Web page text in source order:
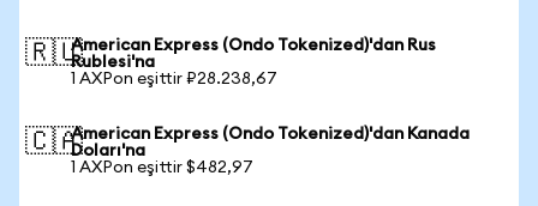
🇷🇺American Express (Ondo Tokenized)'dan Rus
Rublesi'na
1 AXPon eşittir ₽28.238,67
🇨🇦American Express (Ondo Tokenized)'dan Kanada
Doları'na
1 AXPon eşittir $482,97